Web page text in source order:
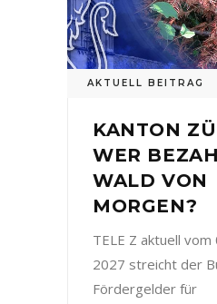
AKTUELL BEITRAG
KANTON
WER
WALD VON
MORGEN?
TELE Z aktuell
2027 streicht der
Fördergelder für